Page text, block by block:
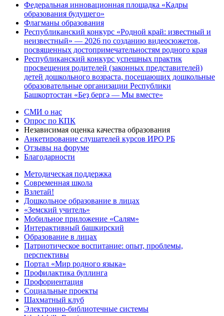
Федеральная инновационная площадка «Кадры
образования будущего»
Флагманы образования
Республиканский конкурс «Родной край: известный и
неизвестный» — 2026 по созданию видеосюжетов,
посвященных достопримечательностям родного края
Республиканский конкурс успешных практик
просвещения родителей (законных представителей)
детей дошкольного возраста, посещающих дошкольные
образовательные организации Республики
Башкортостан «Беҙ бергә — Мы вместе»
СМИ о нас
Опрос по КПК
Независимая оценка качества образования
Анкетирование слушателей курсов ИРО РБ
Отзывы на форуме
Благодарности
Методическая поддержка
Современная школа
Взлетай!
Дошкольное образование в лицах
«Земский учитель»
Мобильное приложение «Салям»
Интерактивный башкирский
Образование в лицах
Патриотическое воспитание: опыт, проблемы,
перспективы
Портал «Мир родного языка»
Профилактика буллинга
Профориентация
Социальные проекты
Шахматный клуб
Электронно-библиотечные системы